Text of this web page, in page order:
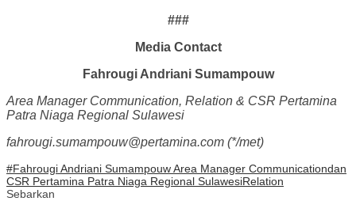
###
Media Contact
Fahrougi Andriani Sumampouw
Area Manager Communication, Relation & CSR Pertamina
Patra Niaga Regional Sulawesi
fahrougi.sumampouw@pertamina.com (*/met)
#Fahrougi Andriani Sumampouw Area Manager Communicationdan
CSR Pertamina Patra Niaga Regional SulawesiRelation
Sebarkan